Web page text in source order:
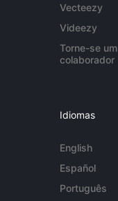
Vecteezy
Videezy
Torne-se um
colaborador
Idiomas
English
Español
Português